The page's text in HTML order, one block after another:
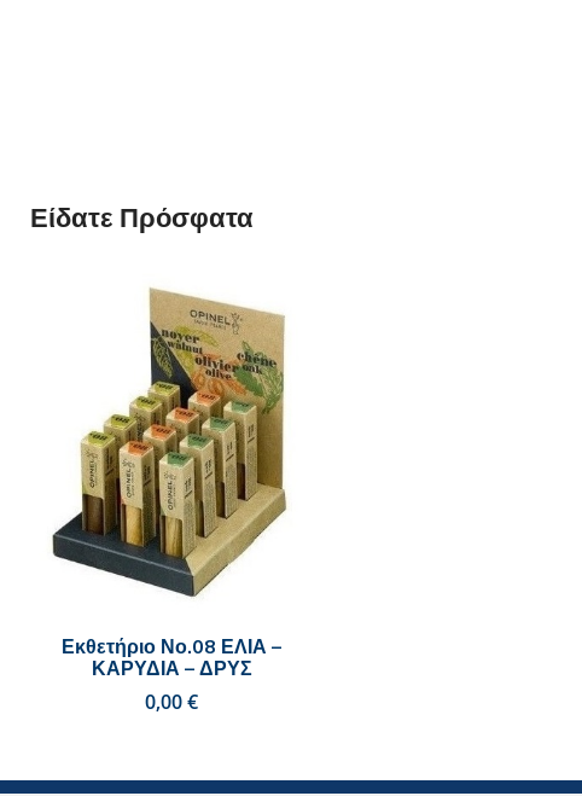
Είδατε Πρόσφατα
Εκθετήριο Νο.08 ΕΛΙΑ –
ΚΑΡΥΔΙΑ – ΔΡΥΣ
€